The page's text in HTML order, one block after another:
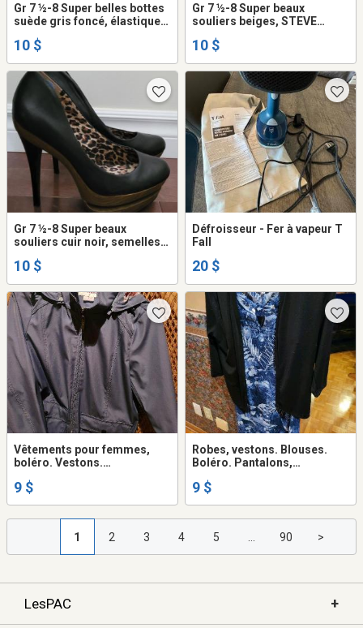
Gr 7 ½-8 Super belles bottes
suède gris foncé, élastiques
portées, super propres.
10 $
Gr 7 ½-8 Super beaux
souliers beiges, STEVE
½’’, peu portés, super
10 $
Gr 7 ½-8 Super beaux
souliers cuir noir, semelles
intérieur léopard, peu portés,
10 $
Défroisseur - Fer à vapeur T
Fall
20 $
Vêtements pour femmes,
boléro. Vestons.
jeans...
9 $
Robes, vestons. Blouses.
Boléro. Pantalons,
(sacoche)
9 $
1 2 3 4 5 90 >
LesPAC +